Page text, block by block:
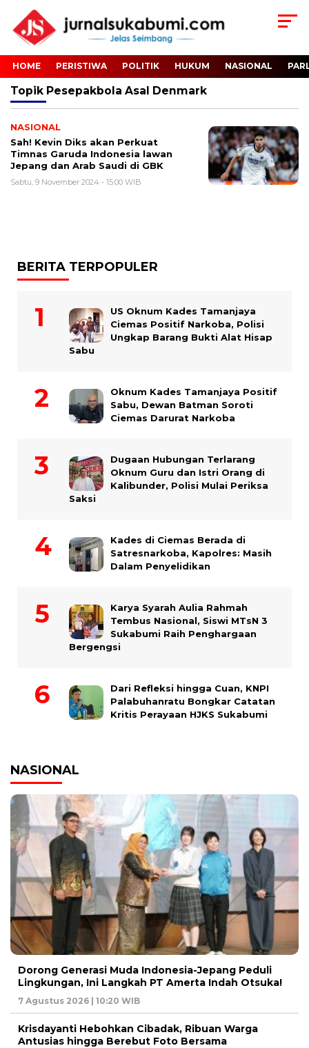
HOME PERISTIWA POLITIK HUKUM NASIONAL
Topik Pesepakbola Asal Denmark
NASIONAL
Sah! Kevin Diks akan Perkuat
Timnas Garuda Indonesia lawan
Jepang dan Arab Saudi di GBK
Sabtu, 9 November 2024 - 15:00 WIB
BERITA TERPOPULER
US Oknum Kades Tamanjaya
Ciemas Positif Narkoba, Polisi
Ungkap Barang Bukti Alat Hisap
Sabu
Oknum Kades Tamanjaya Positif
Sabu, Dewan Batman Soroti
Ciemas Darurat Narkoba
Dugaan Hubungan Terlarang
Oknum Guru dan Istri Orang di
Kalibunder, Polisi Mulai Periksa
Saksi
Kades di Ciemas Berada di
Satresnarkoba, Kapolres: Masih
Dalam Penyelidikan
Karya Syarah Aulia Rahmah
Tembus Nasional, Siswi MTsN 3
Sukabumi Raih Penghargaan
Bergengsi
Dari Refleksi hingga Cuan, KNPI
Palabuhanratu Bongkar Catatan
Kritis Perayaan HJKS Sukabumi
NASIONAL
Dorong Generasi Muda Indonesia-Jepang Peduli
Lingkungan, Ini Langkah PT Amerta Indah Otsuka!
7 Agustus 2026 | 10:20 WIB
Krisdayanti Hebohkan Cibadak, Ribuan Warga
Antusias hingga Berebut Foto Bersama